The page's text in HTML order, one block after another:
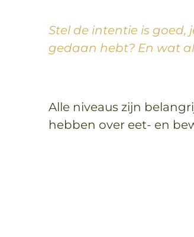
Stel de intentie is
gedaan hebt? En wat
Alle niveaus zijn
hebben over eet- en